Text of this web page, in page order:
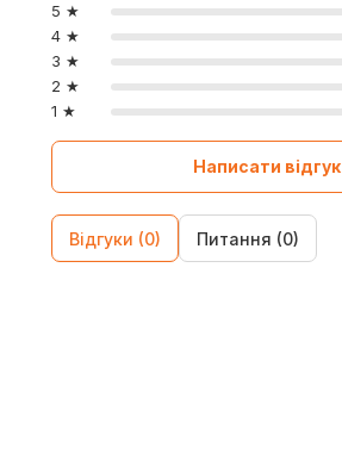
5 ★
4 ★
3 ★
2 ★
1 ★
Написати відгук
Відгуки (0) Питання (0)